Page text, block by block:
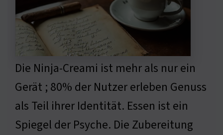
Die Ninja-Creami ist mehr als nur ein
Gerät ; 80% der Nutzer erleben Genuss
als Teil ihrer Identität. Essen ist ein
Spiegel der Psyche. Die Zubereitung